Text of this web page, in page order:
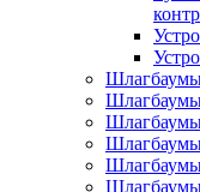
Шлагбаумы